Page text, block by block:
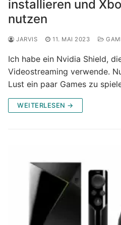
installieren und
nutzen
JARVIS 11. MAI 2023
Ich habe ein Nvidia Shield,
Videostreaming verwende.
Lust ein paar Games zu
WEITERLESEN →